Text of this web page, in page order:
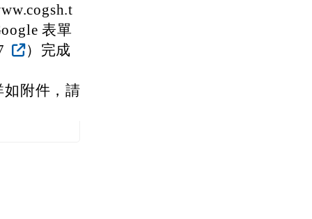
表單
）完成
附件，請